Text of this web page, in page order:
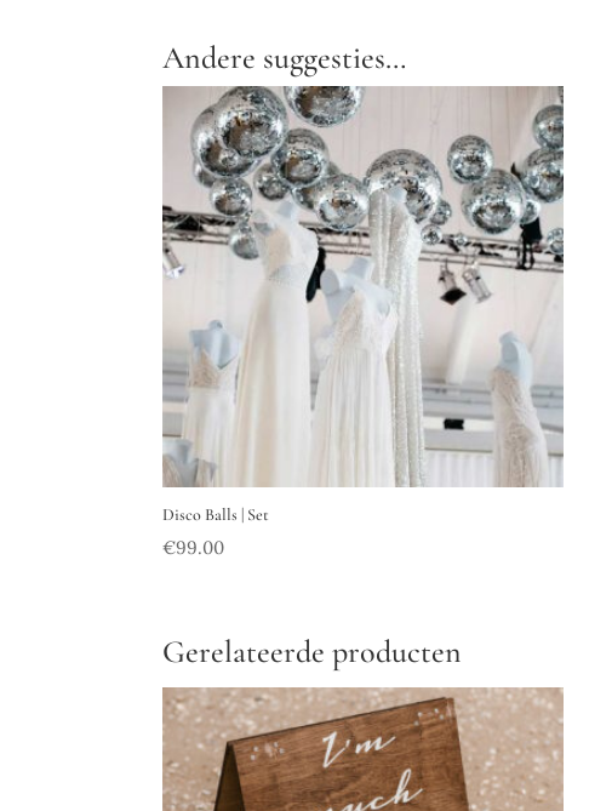
Andere suggesties…
Disco Balls | Set
€99.00
Gerelateerde producten